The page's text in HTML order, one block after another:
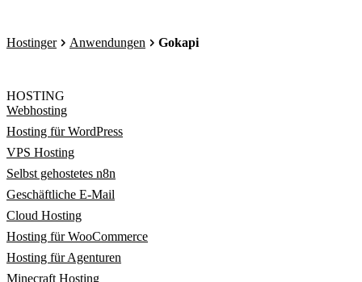
Hostinger Anwendungen Gokapi
HOSTING
Webhosting
Hosting für WordPress
VPS Hosting
Selbst gehostetes n8n
Geschäftliche E-Mail
Cloud Hosting
Hosting für WooCommerce
Hosting für Agenturen
Minecraft Hosting